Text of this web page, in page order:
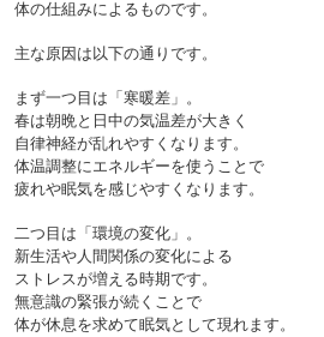
体の仕組みによるものです。
主な原因は以下の通りです。
まず一つ目は「寒暖差」。
春は朝晩と日中の気温差が大きく
自律神経が乱れやすくなります。
体温調整にエネルギーを使うことで
疲れや眠気を感じやすくなります。
二つ目は「環境の変化」。
新生活や人間関係の変化による
ストレスが増える時期です。
無意識の緊張が続くことで
体が休息を求めて眠気として現れます。